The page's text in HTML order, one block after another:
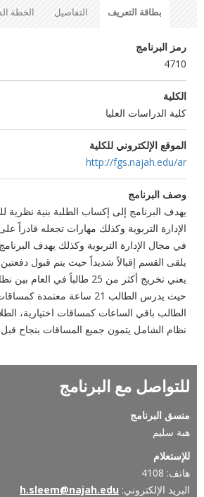
بطاقة التعريف التفاصيل الخطة
رمز البرنامج
4710
الكلية
كلية الدراسات العليا
الموقع الإلكتروني للكلية
http://fgs.najah.edu/ar
وصف البرنامج
يهدف البرنامج إلى إكساب الطلبة بنية نظرية
الإدارة التربوية وكذلك مهارات تجعله قادراً
في مجال الإدارة التربوية وكذلك يهدف
يلقى القسم إقبالاً شديداً حيث يتم قبول دفعتين
يعني تخريج أكثر من 25 طالباً في
حيث يدرس الطالب 21 ساعة
الطالب باقي الساعات كمساقات اختيارية،
نظام الشامل يتمون جميع المساقات بنجاح
للتواصل مع البرنامج
منسق البرنامج
هبة سليم
للإستعلام
هاتف: 4108
البريد الإلكتروني: h.sleem@najah.edu